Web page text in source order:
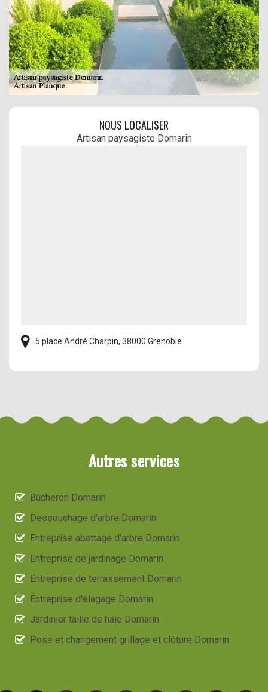
NOUS LOCALISER
Artisan paysagiste Domarin
5 place André Charpin, 38000 Grenoble
Autres services
Bûcheron Domarin
Dessouchage d'arbre Domarin
Entreprise abattage d'arbre Domarin
Entreprise de jardinage Domarin
Entreprise de terrassement Domarin
Entreprise d'élagage Domarin
Jardinier taille de haie Domarin
Pose et changement grillage et clôture Domarin